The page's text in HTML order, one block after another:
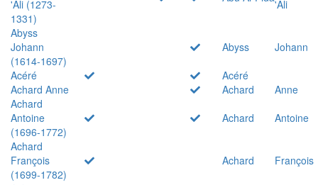
'Ali (1273-
1331)
'Ali
Abyss
Johann
(1614-1697)
Abyss
Johann
Acéré
Acéré
Achard Anne
Achard
Anne
Achard
Antoine
(1696-1772)
Achard
Antoine
Achard
François
(1699-1782)
Achard
François